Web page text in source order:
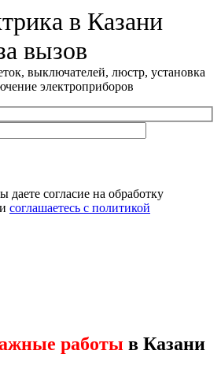
в Казани
вызов
выключателей, люстр, установка
электроприборов
согласие на обработку
соглашаетесь с политикой
работы в Казани